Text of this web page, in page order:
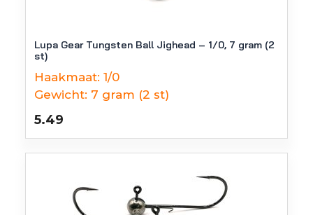
Lupa Gear Tungsten Ball Jighead – 1/0, 7 gram (2
st)
Haakmaat: 1/0
Gewicht: 7 gram (2 st)
5.49